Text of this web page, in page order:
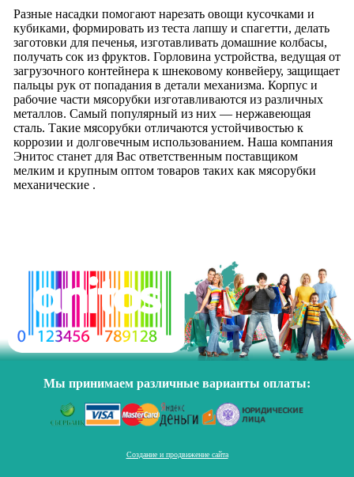
Разные насадки помогают нарезать овощи кусочками и
кубиками, формировать из теста лапшу и спагетти, делать
заготовки для печенья, изготавливать домашние колбасы,
получать сок из фруктов. Горловина устройства, ведущая от
загрузочного контейнера к шнековому конвейеру, защищает
пальцы рук от попадания в детали механизма. Корпус и
рабочие части мясорубки изготавливаются из различных
металлов. Самый популярный из них — нержавеющая
сталь. Такие мясорубки отличаются устойчивостью к
коррозии и долговечным использованием. Наша компания
Энитос станет для Вас ответственным поставщиком
мелким и крупным оптом товаров таких как мясорубки
механические .
Мы принимаем различные варианты оплаты:
Создание и продвижение сайта